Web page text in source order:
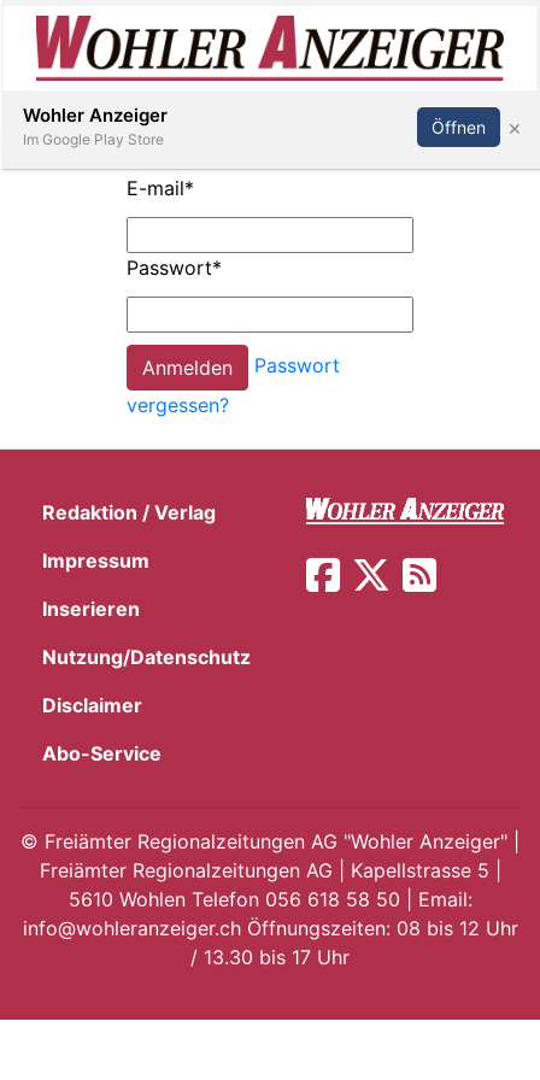
E-
App
Inserieren Abonnieren Anmelden
E-mail*
Passwort*
Passwort
vergessen?
Redaktion / Verlag
Impressum
Inserieren
Nutzung/Datenschutz
Disclaimer
Abo-Service
© Freiämter Regionalzeitungen AG "Wohler Anzeiger" |
Freiämter Regionalzeitungen AG | Kapellstrasse 5 |
5610 Wohlen Telefon 056 618 58 50 | Email:
info@wohleranzeiger.ch Öffnungszeiten: 08 bis 12 Uhr
/ 13.30 bis 17 Uhr
Wohler Anzeiger
Im Google Play Store
Öffnen ×